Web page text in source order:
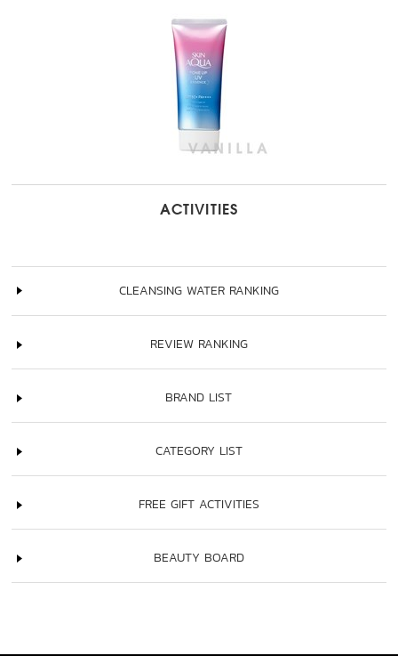
ACTIVITIES
CLEANSING WATER RANKING
REVIEW RANKING
BRAND LIST
CATEGORY LIST
FREE GIFT ACTIVITIES
BEAUTY BOARD